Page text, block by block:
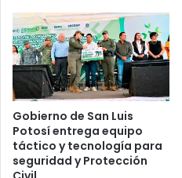
Gobierno de San Luis
Potosí entrega equipo
táctico y tecnología para
seguridad y Protección